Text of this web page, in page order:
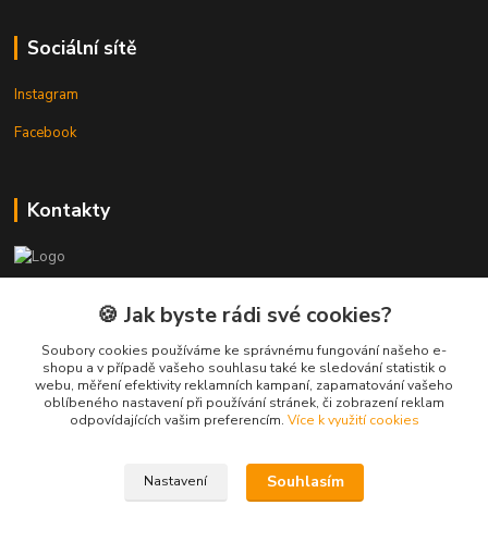
Sociální sítě
Instagram
Facebook
Kontakty
Tomáš Placatka
+420 728 969 499
info@3dtisktopla-shop.cz
🍪 Jak byste rádi své cookies?
Soubory cookies používáme ke správnému fungování našeho e-
shopu a v případě vašeho souhlasu také ke sledování statistik o
webu, měření efektivity reklamních kampaní, zapamatování vašeho
oblíbeného nastavení při používání stránek, či zobrazení reklam
odpovídajících vašim preferencím. Více k využití cookies
Nastavení Souhlasím